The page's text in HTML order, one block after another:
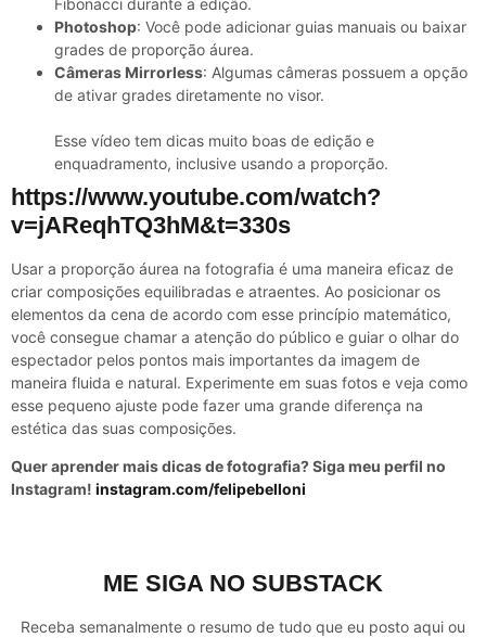
Fibonacci durante a edição.
Photoshop: Você pode adicionar guias manuais ou baixar
grades de proporção áurea.
Câmeras Mirrorless: Algumas câmeras possuem a opção
de ativar grades diretamente no visor.
Esse vídeo tem dicas muito boas de edição e
enquadramento, inclusive usando a proporção.
https://www.youtube.com/watch?
v=jAReqhTQ3hM&t=330s
Usar a proporção áurea na fotografia é uma maneira eficaz de
criar composições equilibradas e atraentes. Ao posicionar os
elementos da cena de acordo com esse princípio matemático,
você consegue chamar a atenção do público e guiar o olhar do
espectador pelos pontos mais importantes da imagem de
maneira fluida e natural. Experimente em suas fotos e veja como
esse pequeno ajuste pode fazer uma grande diferença na
estética das suas composições.
Quer aprender mais dicas de fotografia? Siga meu perfil no
Instagram! instagram.com/felipebelloni
ME SIGA NO SUBSTACK
Receba semanalmente o resumo de tudo que eu posto aqui ou